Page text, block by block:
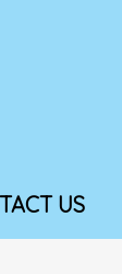
US